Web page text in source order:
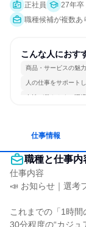
正社員
27年卒
職種候補が複数あ
こんな人におす
商品・サービスの魅
人の仕事をサポート
女性が働きやすい環境
仕事情報
職種と仕事内
仕事内容
📣 お知らせ｜選考
これまでの「1時間
30分程度の“カジュ